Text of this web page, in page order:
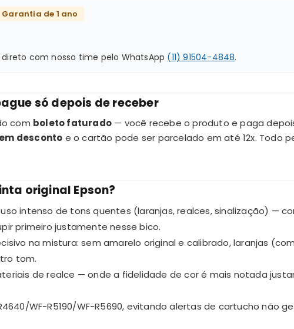
Garantia de 1 ano
com nosso time pelo WhatsApp (11) 91504-4848.
só depois de receber
com boleto faturado — você recebe o produto e paga
desconto e o cartão pode ser parcelado em até 12x. Todo
original Epson?
intenso de tons quentes (laranjas, realces, sinalização) —
primeiro justamente nesse bico.
na mistura: sem amarelo original e calibrado, laranjas
tom.
de realce — onde a fidelidade de cor é mais notada
WF-R5190/WF-R5690, evitando alertas de cartucho não